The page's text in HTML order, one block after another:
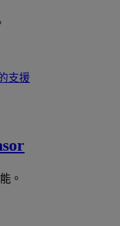
支援
。